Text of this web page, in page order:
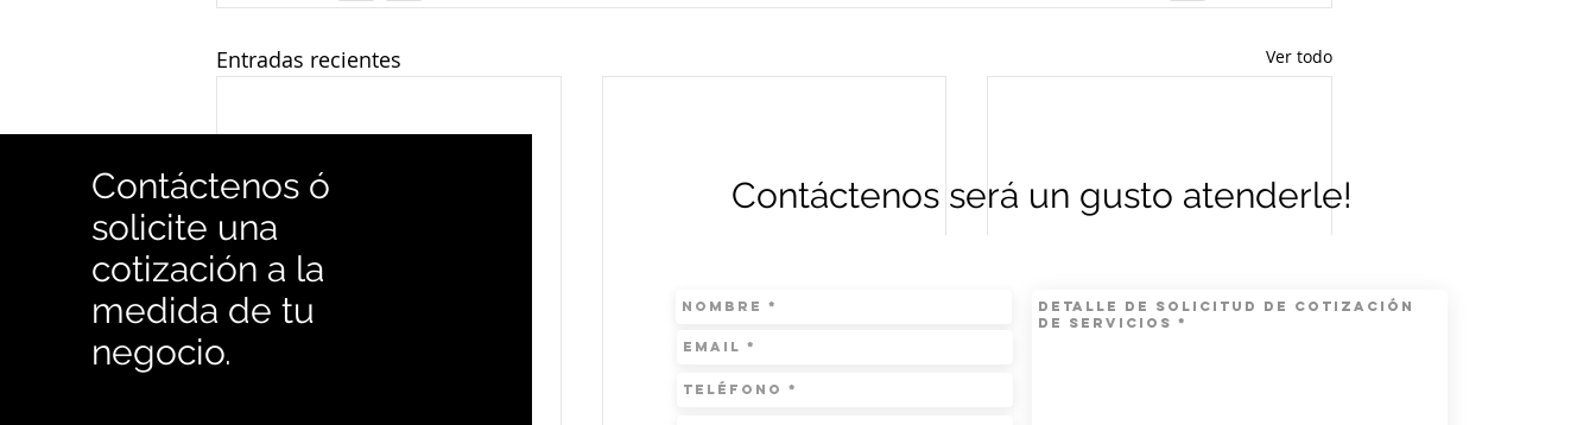
Entradas recientes Ver todo
Contáctenos ó
solicite una
cotización a la
medida de tu
negocio.
Contáctenos será un gusto atenderle!